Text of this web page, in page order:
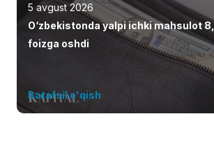
5 avgust 2026
O‘zbekistonda yalpi ichki mahsulot
foizga oshdi
Batafsil o'qish